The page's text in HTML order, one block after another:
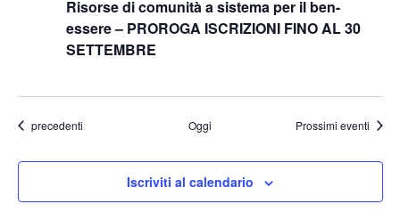
Risorse di comunità a sistema per il ben-
essere – PROROGA ISCRIZIONI FINO AL 30
SETTEMBRE
Eventi
precedenti Oggi Prossimi eventi
Iscriviti al calendario